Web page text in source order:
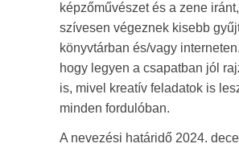
képzőművészet és a zene
szívesen végeznek kisebb
könyvtárban és/vagy
hogy legyen a csapatban jól
is, mivel kreatív feladatok is
minden fordulóban.
A nevezési határidő 2024.